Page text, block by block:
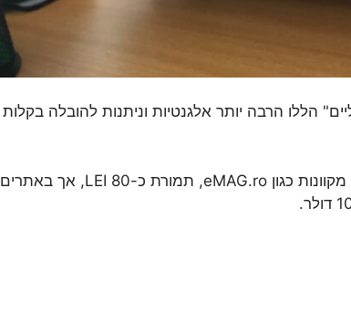
הללו הרבה יותר אלגנטיות וניתנות להובלה בקלות
אתה יכול לקנות אותו מחנויות מקוונות כגון eMAG.ro, תמורת כ-80 LEI, אך באתרים